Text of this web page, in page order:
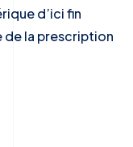
d’ici fin
de la prescription